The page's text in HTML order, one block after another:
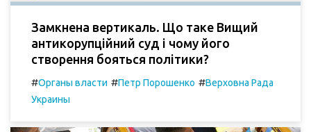
Замкнена вертикаль. Що таке Вищий
антикорупційний суд і чому його
створення бояться політики?
#Органы власти #Петр Порошенко #Верховна Рада
Украины